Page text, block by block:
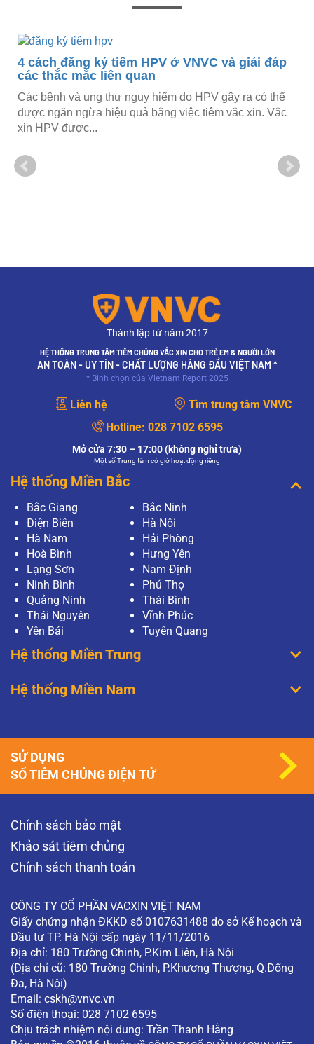
4 cách đăng ký tiêm HPV ở VNVC và giải đáp
các thắc mắc liên quan
Các bệnh và ung thư nguy hiểm do HPV gây ra có thể
được ngăn ngừa hiệu quả bằng việc tiêm vắc xin. Vắc
xin HPV được...
Thành lập từ năm 2017
HỆ THỐNG TRUNG TÂM TIÊM CHỦNG VẮC XIN CHO TRẺ EM & NGƯỜI LỚN
AN TOÀN - UY TÍN - CHẤT LƯỢNG HÀNG ĐẦU VIỆT NAM *
* Bình chọn của Vietnam Report 2025
Liên hệ
Tìm trung tâm VNVC
Hotline: 028 7102 6595
Mở cửa 7:30 – 17:00 (không nghỉ trưa)
Một số Trung tâm có giờ hoạt động riêng
Hệ thống Miền Bắc
Bắc Giang
Bắc Ninh
Điện Biên
Hà Nội
Hà Nam
Hải Phòng
Hoà Bình
Hưng Yên
Lạng Sơn
Nam Định
Ninh Bình
Phú Thọ
Quảng Ninh
Thái Bình
Thái Nguyên
Vĩnh Phúc
Yên Bái
Tuyên Quang
Hệ thống Miền Trung
Hệ thống Miền Nam
Chính sách bảo mật
Khảo sát tiêm chủng
Chính sách thanh toán
CÔNG TY CỔ PHẦN VACXIN VIỆT NAM
Giấy chứng nhận ĐKKD số 0107631488 do sở Kế hoạch và
Đầu tư TP. Hà Nội cấp ngày 11/11/2016
Địa chỉ: 180 Trường Chinh, P.Kim Liên, Hà Nội
(Địa chỉ cũ: 180 Trường Chinh, P.Khương Thượng, Q.Đống
Đa, Hà Nội)
Email: cskh@vnvc.vn
Số điện thoại: 028 7102 6595
Chịu trách nhiệm nội dung: Trần Thanh Hằng
SỬ DỤNG
SỔ TIÊM CHỦNG ĐIỆN TỬ